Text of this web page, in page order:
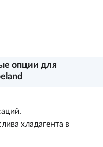
опции для
хладагента в